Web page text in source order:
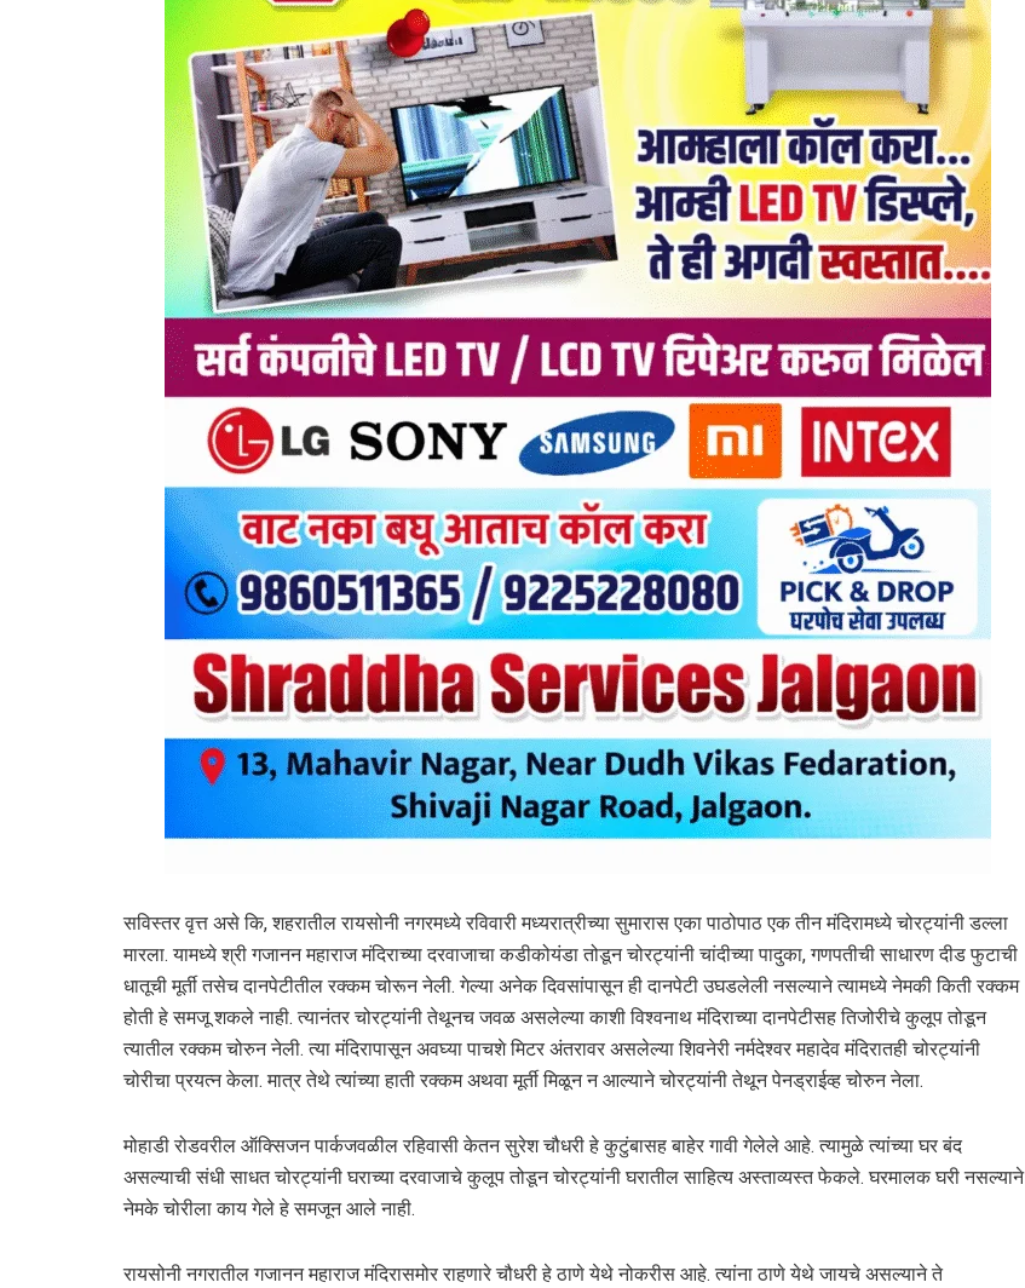
सविस्तर वृत्त असे कि, शहरातील रायसोनी नगरमध्ये रविवारी मध्यरात्रीच्या सुमारास एका पाठोपाठ एक तीन मंदिरामध्ये चोरट्यांनी डल्ला
मारला. यामध्ये श्री गजानन महाराज मंदिराच्या दरवाजाचा कडीकोयंडा तोडून चोरट्यांनी चांदीच्या पादुका, गणपतीची साधारण दीड फुटाची
धातूची मूर्ती तसेच दानपेटीतील रक्कम चोरून नेली. गेल्या अनेक दिवसांपासून ही दानपेटी उघडलेली नसल्याने त्यामध्ये नेमकी किती रक्कम
होती हे समजू शकले नाही. त्यानंतर चोरट्यांनी तेथूनच जवळ असलेल्या काशी विश्वनाथ मंदिराच्या दानपेटीसह तिजोरीचे कुलूप तोडून
त्यातील रक्कम चोरुन नेली. त्या मंदिरापासून अवघ्या पाचशे मिटर अंतरावर असलेल्या शिवनेरी नर्मदेश्वर महादेव मंदिरातही चोरट्यांनी
चोरीचा प्रयत्न केला. मात्र तेथे त्यांच्या हाती रक्कम अथवा मूर्ती मिळून न आल्याने चोरट्यांनी तेथून पेनड्राईव्ह चोरुन नेला.
मोहाडी रोडवरील ऑक्सिजन पार्कजवळील रहिवासी केतन सुरेश चौधरी हे कुटुंबासह बाहेर गावी गेलेले आहे. त्यामुळे त्यांच्या घर बंद
असल्याची संधी साधत चोरट्यांनी घराच्या दरवाजाचे कुलूप तोडून चोरट्यांनी घरातील साहित्य अस्ताव्यस्त फेकले. घरमालक घरी नसल्याने
नेमके चोरीला काय गेले हे समजून आले नाही.
रायसोनी नगरातील गजानन महाराज मंदिरासमोर राहणारे चौधरी हे ठाणे येथे नोकरीस आहे. त्यांना ठाणे येथे जायचे असल्याने ते